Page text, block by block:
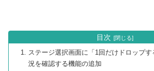
目次
ステージ選択画面に「1回だけドロップ
況を確認する機能の追加